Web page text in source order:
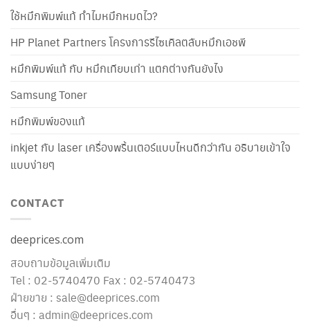
ใช้หมึกพิมพ์แท้ ทำไมหมึกหมดไว?
HP Planet Partners โครงการรีไซเคิลตลับหมึกเอชพี
หมึกพิมพ์แท้ กับ หมึกเทียบเท่า แตกต่างกันยังไง
Samsung Toner
หมึกพิมพ์ของแท้
inkjet กับ laser เครื่องพริ้นเตอร์แบบไหนดีกว่ากัน อธิบายเข้าใจ
แบบง่ายๆ
CONTACT
deeprices.com
สอบถามข้อมูลเพิ่มเติม
Tel : 02-5740470 Fax : 02-5740473
ฝ่ายขาย : sale@deeprices.com
อื่นๆ : admin@deeprices.com